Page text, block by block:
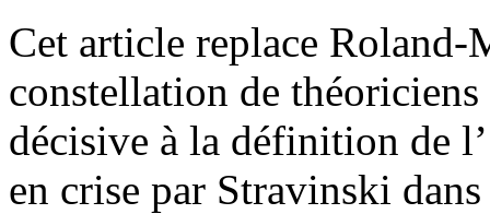
Cet article replace Roland-
constellation de
décisive à la définition de
en crise par Stravinski